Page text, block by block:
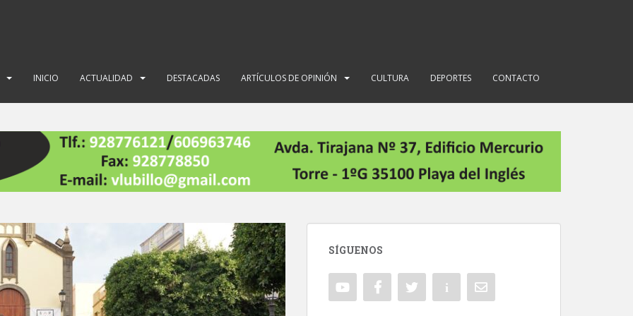
INICIO ACTUALIDAD DESTACADAS ARTÍCULOS DE OPINIÓN CULTURA DEPORTES CONTACTO
SÍGUENOS